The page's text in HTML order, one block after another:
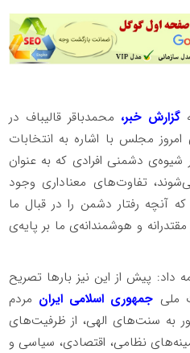
گزارش خبر، محمدباقر قالیباف در
مجلس با اشاره به انتخابات
شیوه‌ی دشمنی افرادی که به عنوان
تفاوت‌های معناداری وجود
آنچه رفتار دشمن را در قبال ما
و هوشمندانه‌ی ما بر پایه‌ی
پیش از این نیز بار‌ها تصریح
ملی جمهوری اسلامی ایران مردم
به سنت‌های الهی، از ظرفیت‌های
نظامی، اقتصادی، سیاسی و